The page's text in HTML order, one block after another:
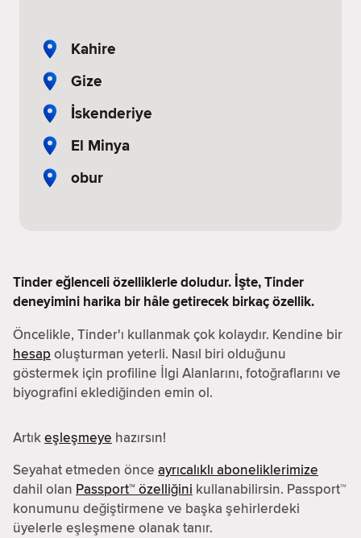
Kahire
Gize
İskenderiye
El Minya
obur
Tinder eğlenceli özelliklerle doludur. İşte, Tinder
deneyimini harika bir hâle getirecek birkaç özellik.
Öncelikle, Tinder'ı kullanmak çok kolaydır. Kendine bir
hesap oluşturman yeterli. Nasıl biri olduğunu
göstermek için profiline İlgi Alanlarını, fotoğraflarını ve
biyografini eklediğinden emin ol.
Artıkeşleşmeye hazırsın!
Seyahat etmeden önce ayrıcalıklı aboneliklerimize
dahil olan Passport™ özelliğini kullanabilirsin. Passport™
konumunu değiştirmene ve başka şehirlerdeki
üyelerle eşleşmene olanak tanır.